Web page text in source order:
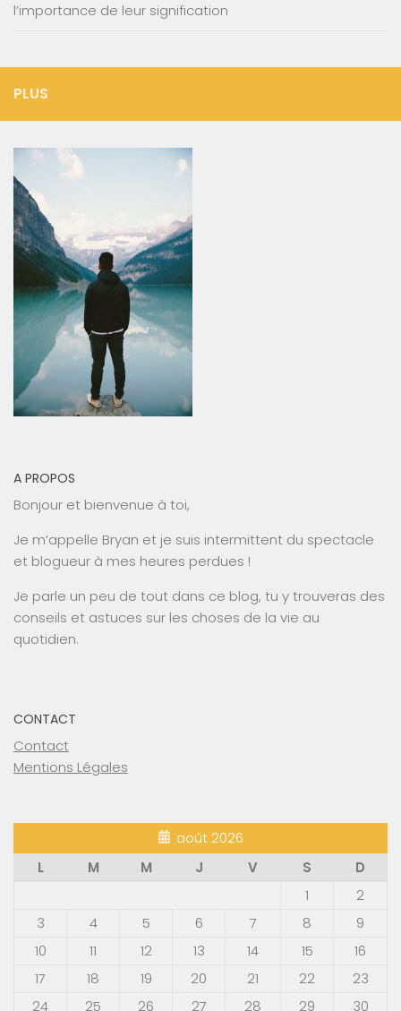
l’importance de leur signification
PLUS
A PROPOS
Bonjour et bienvenue à toi,
Je m’appelle Bryan et je suis intermittent du spectacle
et blogueur à mes heures perdues !
Je parle un peu de tout dans ce blog, tu y trouveras des
conseils et astuces sur les choses de la vie au
quotidien.
CONTACT
Contact
Mentions Légales
août 2026
L
M M J V S
D
1
2
3
4 5 6 7 8
9
10
11 12 13 14 15
16
17
18 19 20 21 22
23
24
25 26 27 28 29 30